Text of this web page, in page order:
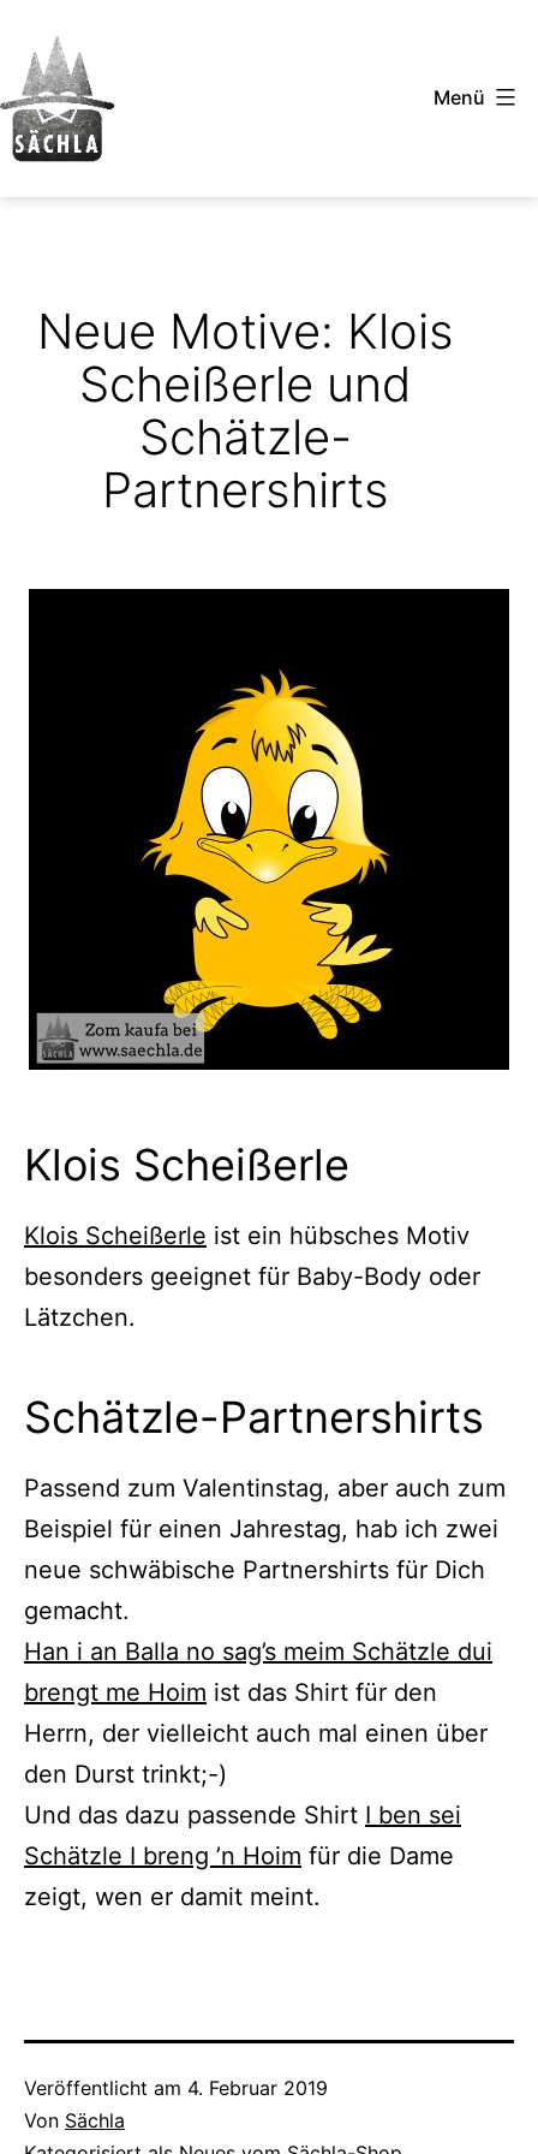
Inhalt
springen
Shirts
Menü
Neue Motive: Klois
Scheißerle und
Schätzle-
Partnershirts
Klois Scheißerle
Klois Scheißerle ist ein hübsches Motiv
besonders geeignet für Baby-Body oder
Lätzchen.
Schätzle-Partnershirts
Passend zum Valentinstag, aber auch zum
Beispiel für einen Jahrestag, hab ich zwei
neue schwäbische Partnershirts für Dich
gemacht.
Han i an Balla no sag’s meim Schätzle dui
brengt me Hoim ist das Shirt für den
Herrn, der vielleicht auch mal einen über
den Durst trinkt;-)
Und das dazu passende Shirt I ben sei
Schätzle I breng ’n Hoim für die Dame
zeigt, wen er damit meint.
Veröffentlicht am 4. Februar 2019
Von Sächla